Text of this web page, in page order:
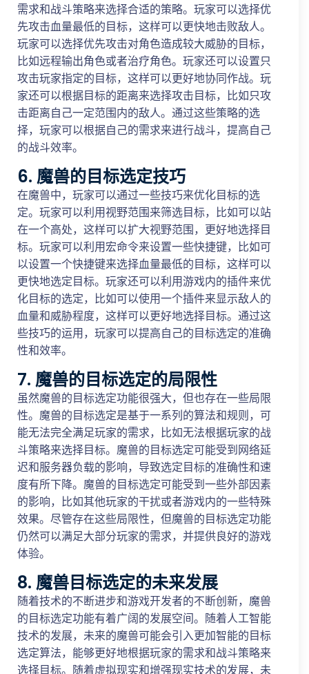
需求和战斗策略来选择合适的策略。玩家可以选择优
先攻击血量最低的目标，这样可以更快地击败敌人。
玩家可以选择优先攻击对角色造成较大威胁的目标，
比如远程输出角色或者治疗角色。玩家还可以设置只
攻击玩家指定的目标，这样可以更好地协同作战。玩
家还可以根据目标的距离来选择攻击目标，比如只攻
击距离自己一定范围内的敌人。通过这些策略的选
择，玩家可以根据自己的需求来进行战斗，提高自己
的战斗效率。
6. 魔兽的目标选定技巧
在魔兽中，玩家可以通过一些技巧来优化目标的选
定。玩家可以利用视野范围来筛选目标，比如可以站
在一个高处，这样可以扩大视野范围，更好地选择目
标。玩家可以利用宏命令来设置一些快捷键，比如可
以设置一个快捷键来选择血量最低的目标，这样可以
更快地选定目标。玩家还可以利用游戏内的插件来优
化目标的选定，比如可以使用一个插件来显示敌人的
血量和威胁程度，这样可以更好地选择目标。通过这
些技巧的运用，玩家可以提高自己的目标选定的准确
性和效率。
7. 魔兽的目标选定的局限性
虽然魔兽的目标选定功能很强大，但也存在一些局限
性。魔兽的目标选定是基于一系列的算法和规则，可
能无法完全满足玩家的需求，比如无法根据玩家的战
斗策略来选择目标。魔兽的目标选定可能受到网络延
迟和服务器负载的影响，导致选定目标的准确性和速
度有所下降。魔兽的目标选定可能受到一些外部因素
的影响，比如其他玩家的干扰或者游戏内的一些特殊
效果。尽管存在这些局限性，但魔兽的目标选定功能
仍然可以满足大部分玩家的需求，并提供良好的游戏
体验。
8. 魔兽目标选定的未来发展
随着技术的不断进步和游戏开发者的不断创新，魔兽
的目标选定功能有着广阔的发展空间。随着人工智能
技术的发展，未来的魔兽可能会引入更加智能的目标
选定算法，能够更好地根据玩家的需求和战斗策略来
选择目标。随着虚拟现实和增强现实技术的发展，未